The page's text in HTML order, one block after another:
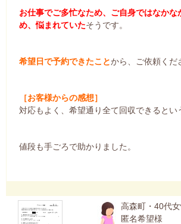
お仕事でご多忙なため、ご自身ではなかな
め、悩まれていたそうです。
希望日で予約できたことから、ご依頼くだ
［お客様からの感想］
対応もよく、希望通り全て回収できるとい
値段も手ごろで助かりました。
高森町・40代
匿名希望様